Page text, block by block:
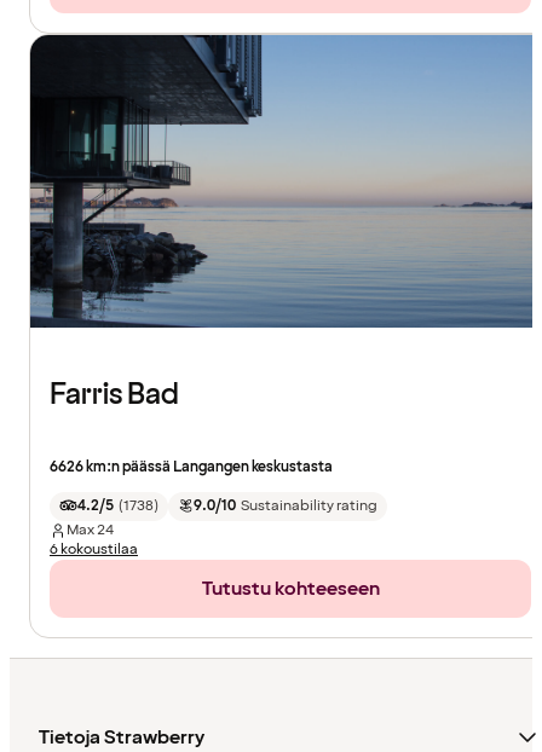
Farris Bad
6626 km:n päässä Langangen keskustasta
4.2/5 (1738) 9.0/10 Sustainability rating
Max24
6 kokoustilaa
Tutustu kohteeseen
Tietoja Strawberry